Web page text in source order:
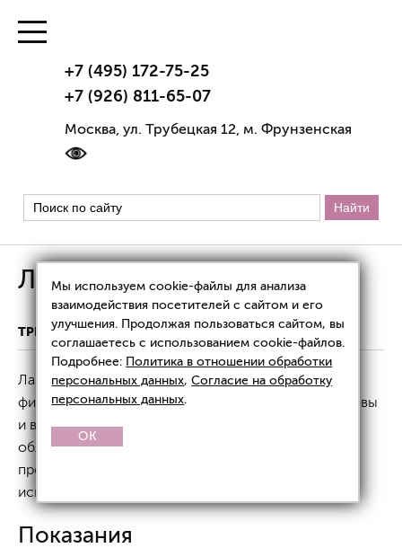
+7 (495) 172-75-25
+7 (926) 811-65-07
Москва, ул. Трубецкая 12, м. Фрунзенская
Лазерное лечение волос
ТРИХОЛОГИЯ ЛАЗЕРНОЕ ЛЕЧЕНИЕ ВОЛОС
Лазерное лечение волос — метод
физиотерапевтического воздействия на кожу головы
и волосяные луковицы, позволяющий бороться с
облысением и другими трихологическими
проблемами. В нашей клинике с этой целью
используется многоцелевой лазер
Показания
Мы используем cookie-файлы для анализа
взаимодействия посетителей с сайтом и его
улучшения. Продолжая пользоваться сайтом, вы
соглашаетесь с использованием cookie-файлов.
Подробнее: Политика в отношении обработки
персональных данных,Согласие на обработку
персональных данных.
OK